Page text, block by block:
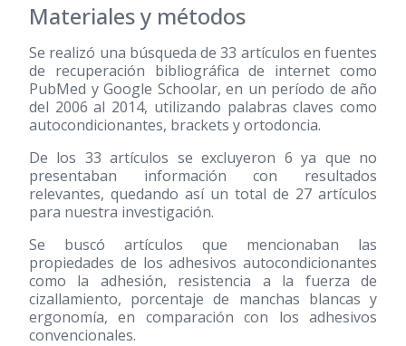
Materiales y métodos
Se realizó una búsqueda de 33 artículos en fuentes
de recuperación bibliográfica de internet como
PubMed y Google Schoolar, en un período de año
del 2006 al 2014, utilizando palabras claves como
autocondicionantes, brackets y ortodoncia.
De los 33 artículos se excluyeron 6 ya que no
presentaban información con resultados
relevantes, quedando así un total de 27 artículos
para nuestra investigación.
Se buscó artículos que mencionaban las
propiedades de los adhesivos autocondicionantes
como la adhesión, resistencia a la fuerza de
cizallamiento, porcentaje de manchas blancas y
ergonomía, en comparación con los adhesivos
convencionales.